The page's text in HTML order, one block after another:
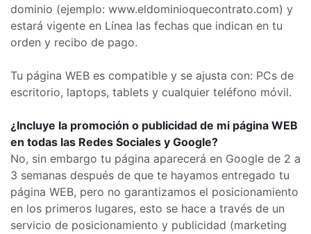
dominio (ejemplo: www.eldominioquecontrato.com) y
estará vigente en Línea las fechas que indican en tu
orden y recibo de pago.
Tu página WEB es compatible y se ajusta con: PCs de
escritorio, laptops, tablets y cualquier teléfono móvil.
¿Incluye la promoción o publicidad de mi página WEB
en todas las Redes Sociales y Google?
No, sin embargo tu página aparecerá en Google de 2 a
3 semanas después de que te hayamos entregado tu
página WEB, pero no garantizamos el posicionamiento
en los primeros lugares, esto se hace a través de un
servicio de posicionamiento y publicidad (marketing